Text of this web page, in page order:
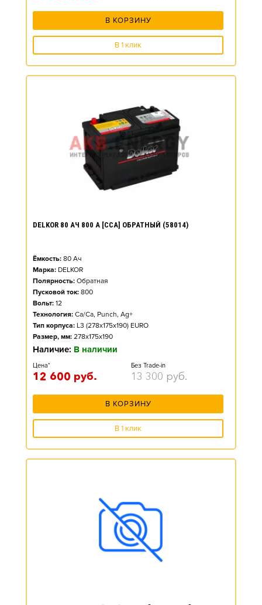
В КОРЗИНУ
В 1 клик
DELKOR 80 АЧ 800 А [CCA] ОБРАТНЫЙ (58014)
Ёмкость: 80 Ач
Марка: DELKOR
Полярность: Обратная
Пусковой ток: 800
Вольт: 12
Технология: Ca/Ca, Punch, Ag+
Тип корпуса: L3 (278x175x190) EURO
Размер, мм: 278x175x190
Наличие: В наличии
Цена*
12 600 руб.
Без Trade-in
13 300 руб.
В КОРЗИНУ
В 1 клик